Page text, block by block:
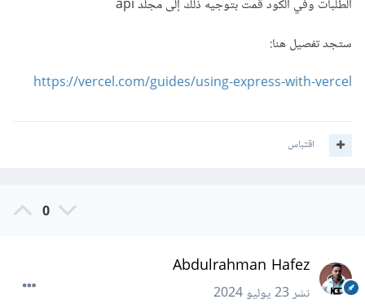
الطلبات وفي الكود قمت بتوجيه ذلك إلى مجلد api
ستجد تفصيل هنا:
https://vercel.com/guides/using-express-with-vercel
اقتباس
0
Abdulrahman Hafez
نشر23 يوليو 2024